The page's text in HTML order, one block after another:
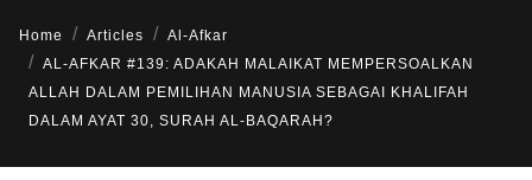
Home Articles
Al-Afkar
AL-AFKAR #139: ADAKAH MALAIKAT MEMPERSOALKAN
ALLAH DALAM PEMILIHAN MANUSIA SEBAGAI KHALIFAH
DALAM AYAT 30, SURAH AL-BAQARAH?